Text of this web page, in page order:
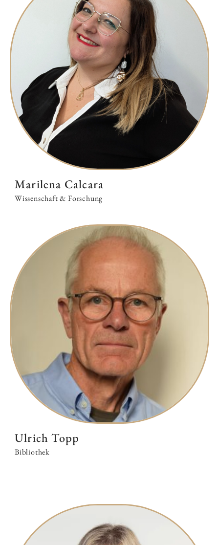
Marilena Calcara
Wissenschaft & Forschung
Ulrich Topp
Bibliothek